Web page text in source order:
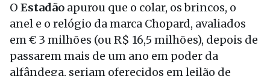
O Estadão apurou que o colar, os brincos, o
anel e o relógio da marca Chopard, avaliados
em € 3 milhões (ou R$ 16,5 milhões), depois de
passarem mais de um ano em poder da
alfândega, seriam oferecidos em leilão de